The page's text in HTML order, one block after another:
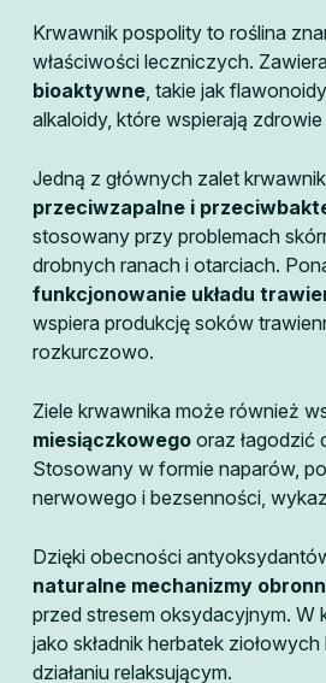
Krwawnik pospolity to roślina
właściwości leczniczych.
bioaktywne, takie jak
alkaloidy, które wspierają
Jedną z głównych zalet
przeciwzapalne i
stosowany przy problemach
drobnych ranach i otarciach.
funkcjonowanie układu
wspiera produkcję soków
rozkurczowo.
Ziele krwawnika może również
miesiączkowego oraz łagodzić
Stosowany w formie naparów,
nerwowego i bezsenności,
Dzięki obecności
naturalne mechanizmy
przed stresem oksydacyjnym. W
jako składnik herbatek
działaniu relaksującym.